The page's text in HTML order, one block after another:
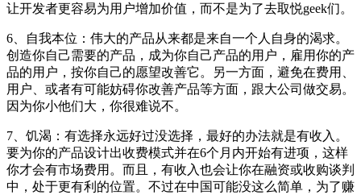
让开发者更容易为用户增加价值，而不是为了去取悦geek们。
6、自我本位：伟大的产品从来都是来自一个人自身的渴求。
创造你自己需要的产品，成为你自己产品的用户，雇用你的产
品的用户，按你自己的愿望改善它。另一方面，避免在费用、
用户、或者有可能妨碍你改善产品等方面，跟大公司做交易。
因为你小他们大，你很难说不。
7、饥渴：有选择永远好过没选择，最好的办法就是有收入。
要为你的产品设计出收费模式并在6个月内开始有进项，这样
你才会有市场费用。而且，有收入也会让你在融资或收购谈判
中，处于更有利的位置。不过在中国可能没这么简单，为了赚